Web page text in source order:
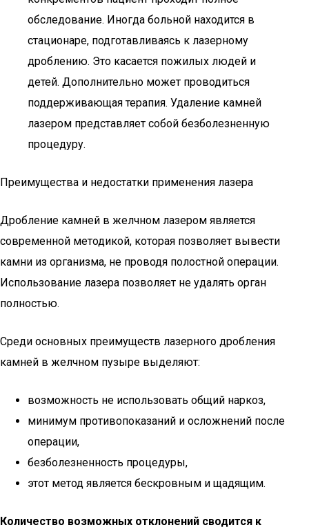
обследование. Иногда больной находится в
стационаре, подготавливаясь к лазерному
дроблению. Это касается пожилых людей и
детей. Дополнительно может проводиться
поддерживающая терапия. Удаление камней
лазером представляет собой безболезненную
процедуру.
Преимущества и недостатки применения лазера
Дробление камней в желчном лазером является
современной методикой, которая позволяет вывести
камни из организма, не проводя полостной операции.
Использование лазера позволяет не удалять орган
полностью.
Среди основных преимуществ лазерного дробления
камней в желчном пузыре выделяют:
возможность не использовать общий наркоз,
минимум противопоказаний и осложнений после
операции,
безболезненность процедуры,
этот метод является бескровным и щадящим.
Количество возможных отклонений сводится к